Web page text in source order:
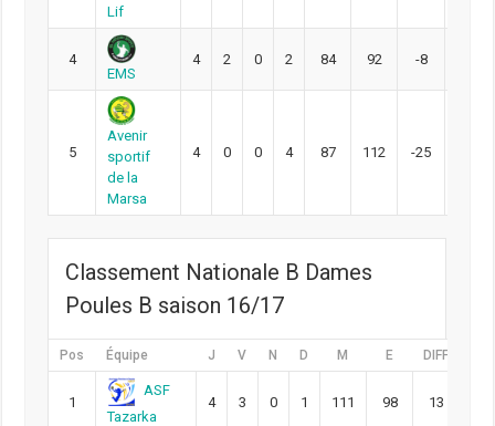
Lif
4
EMS
4 2 0 2 84 92 -8
5
Avenir
sportif
de la
Marsa
4 0 0 4 87 112 -25
Classement Nationale B Dames
Poules B saison 16/17
Pos Équipe J V N D M E DIFF
1
ASF
Tazarka
4 3 0 1 111 98 13